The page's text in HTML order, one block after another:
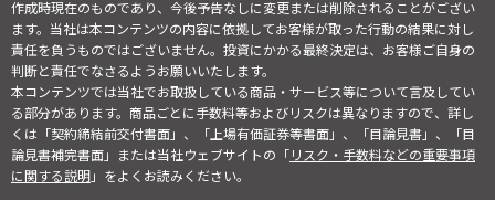
作成時現在のものであり、今後予告なしに変更または削除されることがござい
ます。当社は本コンテンツの内容に依拠してお客様が取った行動の結果に対し
責任を負うものではございません。投資にかかる最終決定は、お客様ご自身の
判断と責任でなさるようお願いいたします。
本コンテンツでは当社でお取扱している商品・サービス等について言及してい
る部分があります。商品ごとに手数料等およびリスクは異なりますので、詳し
くは「契約締結前交付書面」、「上場有価証券等書面」、「目論見書」、「目
論見書補完書面」または当社ウェブサイトの「リスク・手数料などの重要事項
に関する説明」をよくお読みください。